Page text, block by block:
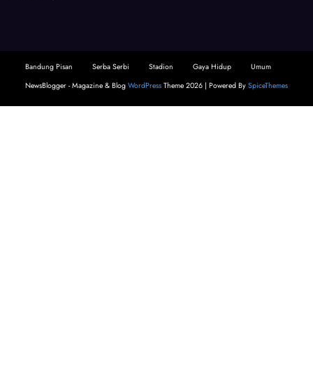
Bandung Pisan Serba Serbi Stadion Gaya Hidup
Umum
NewsBlogger - Magazine & Blog WordPress Theme 2026 | Powered By SpiceThemes